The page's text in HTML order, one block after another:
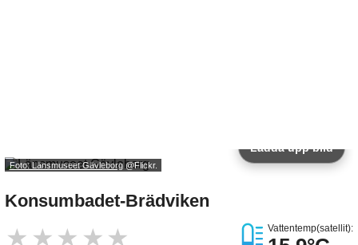
Foto: Länsmuseet Gävleborg@Flickr.
Ladda upp bild
Konsumbadet-Brädviken
★ ★ ★ ★ ★ Vattentemp(satellit):